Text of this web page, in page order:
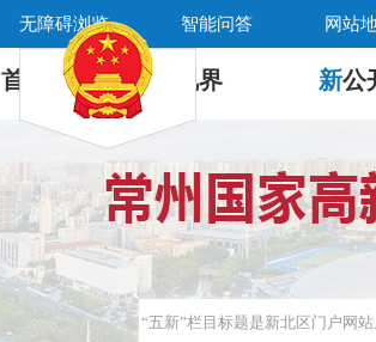
无障碍浏览 智能问答 网站
首 页 新 视界 新公